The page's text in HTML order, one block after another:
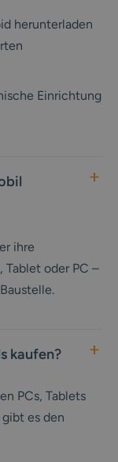
herunterladen
Einrichtung
ihre
oder PC –
kaufen?
PCs, Tablets
es den